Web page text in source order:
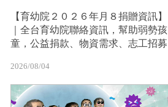
【育幼院２０２６年月８捐贈資訊】
｜全台育幼院聯絡資訊，幫助弱勢孩
童，公益捐款、物資需求、志工招募
2026/08/04